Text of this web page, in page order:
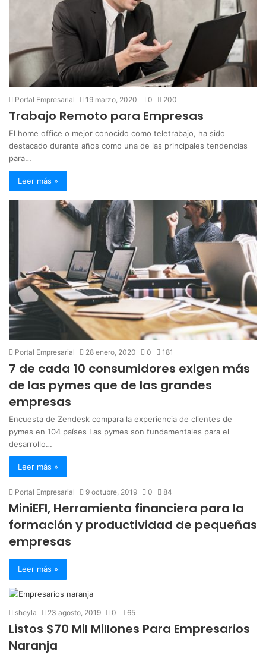
Portal Empresarial 19 marzo, 2020 0 200
Trabajo Remoto para Empresas
El home office o mejor conocido como teletrabajo, ha sido
destacado durante años como una de las principales tendencias
para…
Leer más »
Portal Empresarial 28 enero, 2020 0 181
7 de cada 10 consumidores exigen más
de las pymes que de las grandes
empresas
Encuesta de Zendesk compara la experiencia de clientes de
pymes en 104 países Las pymes son fundamentales para el
desarrollo…
Leer más »
Portal Empresarial 9 octubre, 2019 0 84
MiniEFI, Herramienta financiera para la
formación y productividad de pequeñas
empresas
Leer más »
sheyla 23 agosto, 2019 0 65
Listos $70 Mil Millones Para Empresarios
Naranja